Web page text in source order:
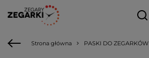
Strona główna PASKI DO ZEGARKÓW